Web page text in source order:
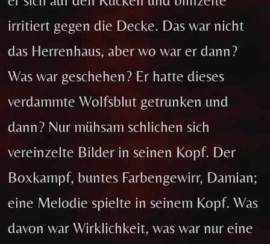
irritiert gegen die Decke. Das war nicht
das Herrenhaus, aber wo war er dann?
Was war geschehen? Er hatte dieses
verdammte Wolfsblut getrunken und
dann? Nur mühsam schlichen sich
vereinzelte Bilder in seinen Kopf. Der
Boxkampf, buntes Farbengewirr, Damian;
eine Melodie spielte in seinem Kopf. Was
davon war Wirklichkeit, was war nur eine